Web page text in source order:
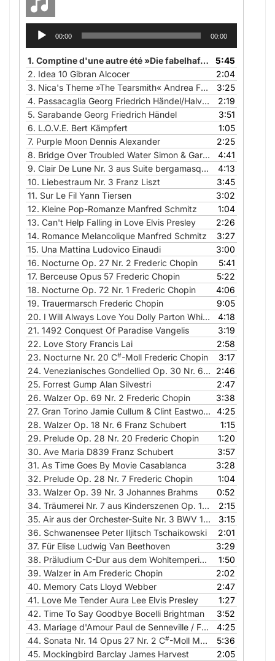
Audio-
Player
00:00 00:00
1. Comptine d'une autre été »Die fabelhafte Welt der Amelie« Yann Tiersen
5:45
2. Idea 10 Gibran Alcocer
2:04
3. Nica's Theme »The Tearsmith« Andrea Farri
3:25
4. Passacaglia Georg Friedrich Händel/Halvorsen
2:19
5. Sarabande Georg Friedrich Händel
3:51
6. L.O.V.E. Bert Kämpfert
1:05
7. Purple Moon Dennis Alexander
2:25
8. Bridge Over Troubled Water Simon & Garfunkel
4:41
9. Clair De Lune Nr. 3 aus Suite bergamasque Claude Debussy
4:13
10. Liebestraum Nr. 3 Franz Liszt
3:45
11. Sur Le Fil Yann Tiersen
3:02
12. Kleine Pop-Romanze Manfred Schmitz
1:04
13. Can't Help Falling in Love Elvis Presley
2:26
14. Romance Melancolique Manfred Schmitz
3:27
15. Una Mattina Ludovico Einaudi
3:00
16. Nocturne Op. 27 Nr. 2 Frederic Chopin
5:41
17. Berceuse Opus 57 Frederic Chopin
5:22
18. Nocturne Op. 72 Nr. 1 Frederic Chopin
4:06
19. Trauermarsch Frederic Chopin
9:05
20. I Will Always Love You Dolly Parton Whitney Houston
4:18
21. 1492 Conquest Of Paradise Vangelis
3:19
22. Love Story Francis Lai
2:58
23. Nocturne Nr. 20 C#-Moll Frederic Chopin
3:17
24. Venezianisches Gondellied Op. 30 Nr. 6 Felix Mendelssohn Bartholdy
2:46
25. Forrest Gump Alan Silvestri
2:47
26. Walzer Op. 69 Nr. 2 Frederic Chopin
3:38
27. Gran Torino Jamie Cullum & Clint Eastwood
4:25
28. Walzer Op. 18 Nr. 6 Franz Schubert
1:15
29. Prelude Op. 28 Nr. 20 Frederic Chopin
1:20
30. Ave Maria D839 Franz Schubert
3:57
31. As Time Goes By Movie Casablanca
3:28
32. Prelude Op. 28 Nr. 7 Frederic Chopin
1:04
33. Walzer Op. 39 Nr. 3 Johannes Brahms
0:52
34. Träumerei Nr. 7 aus Kinderszenen Op. 15 Robert Schumann
2:15
35. Air aus der Orchester-Suite Nr. 3 BWV 1068 Johann Sebastian Bach
3:15
36. Schwanensee Peter Iljitsch Tschaikowski
2:01
37. Für Elise Ludwig Van Beethoven
3:29
38. Präludium C-Dur aus dem Wohltemperierten Klavier Johann Sebastian Bach
1:50
39. Walzer in Am Frederic Chopin
2:02
40. Memory Cats Lloyd Webber
2:47
41. Love Me Tender Aura Lee Elvis Presley
1:27
42. Time To Say Goodbye Bocelli Brightman
3:52
43. Mariage d'Amour Paul de Senneville / Frühlingswalzer Frederic Chopin
4:25
44. Sonata Nr. 14 Opus 27 Nr. 2 C#-Moll Mondscheinsonate Ludwig van Beethoven
5:36
45. Mockingbird Barclay James Harvest
2:05